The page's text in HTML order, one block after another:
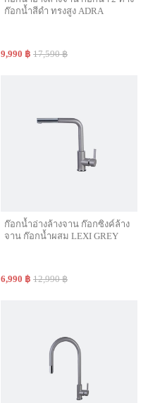
ก๊อกน้ำสีดำ ทรงสูง ADRA
9,990 ฿ 17,590 ฿
ก๊อกน้ำอ่างล้างจาน ก๊อกซิงค์ล้าง
จาน ก๊อกน้ำผสม LEXI GREY
6,990 ฿ 12,990 ฿